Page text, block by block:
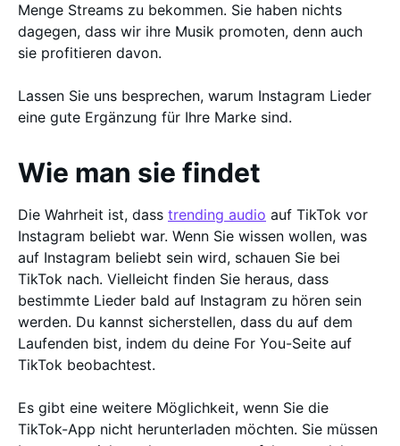
Menge Streams zu bekommen. Sie haben nichts
dagegen, dass wir ihre Musik promoten, denn auch
sie profitieren davon.
Lassen Sie uns besprechen, warum Instagram Lieder
eine gute Ergänzung für Ihre Marke sind.
Wie man sie findet
Die Wahrheit ist, dass trending audio auf TikTok vor
Instagram beliebt war. Wenn Sie wissen wollen, was
auf Instagram beliebt sein wird, schauen Sie bei
TikTok nach. Vielleicht finden Sie heraus, dass
bestimmte Lieder bald auf Instagram zu hören sein
werden. Du kannst sicherstellen, dass du auf dem
Laufenden bist, indem du deine For You-Seite auf
TikTok beobachtest.
Es gibt eine weitere Möglichkeit, wenn Sie die
TikTok-App nicht herunterladen möchten. Sie müssen